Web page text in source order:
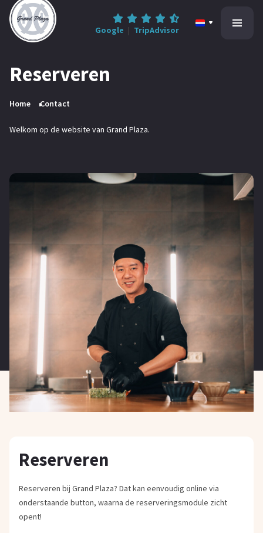
Google | TripAdvisor
Contact
Reserveren 0545-47 78 68
Reserveren
Home Contact
Welkom op de website van Grand Plaza.
Reserveren
Reserveren bij Grand Plaza? Dat kan eenvoudig online via
onderstaande button, waarna de reserveringsmodule zicht
opent!